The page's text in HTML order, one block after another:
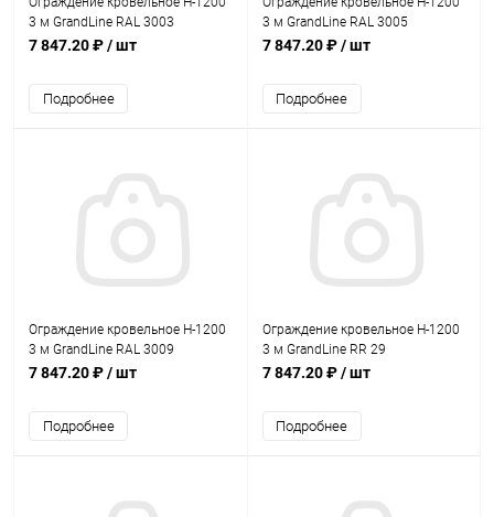
3 м GrandLine RAL 3003
7 847.20 ₽/ шт
Подробнее
3 м GrandLine RAL 3005
7 847.20 ₽/ шт
Подробнее
Ограждение кровельное Н-1200
3 м GrandLine RAL 3009
7 847.20 ₽/ шт
Подробнее
Ограждение кровельное Н-1200
3 м GrandLine RR 29
7 847.20 ₽/ шт
Подробнее